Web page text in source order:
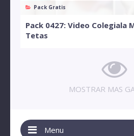
Pack Gratis
Pack 0427: Video Colegiala
Tetas
MOSTRAR MAS
Menu